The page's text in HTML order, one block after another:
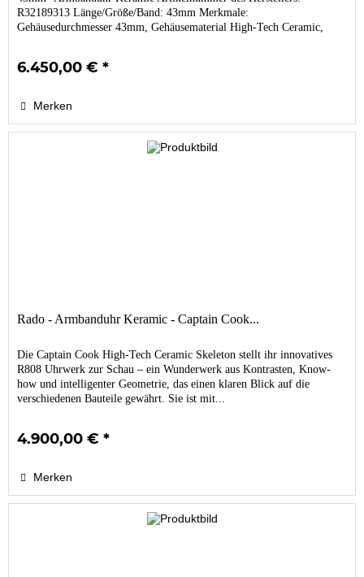
R32189313 Länge/Größe/Band: 43mm Merkmale:
Gehäusedurchmesser 43mm, Gehäusematerial High-Tech Ceramic,
6.450,00 € *
Merken
Rado - Armbanduhr Keramic - Captain Cook...
Die Captain Cook High-Tech Ceramic Skeleton stellt ihr innovatives
R808 Uhrwerk zur Schau – ein Wunderwerk aus Kontrasten, Know-
how und intelligenter Geometrie, das einen klaren Blick auf die
verschiedenen Bauteile gewährt. Sie ist mit...
4.900,00 € *
Merken